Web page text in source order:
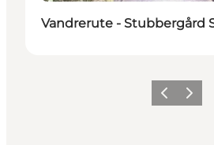
Vandrerute - Stubbergård
ForrigeNæste